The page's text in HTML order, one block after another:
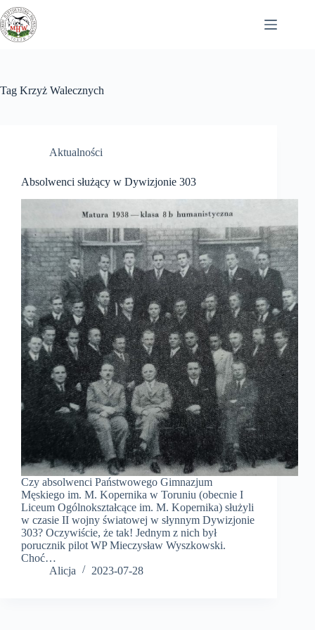
Przejdź
do
treści
Tag Krzyż Walecznych
Aktualności
Absolwenci służący w Dywizjonie 303
Czy absolwenci Państwowego Gimnazjum
Męskiego im. M. Kopernika w Toruniu (obecnie I
Liceum Ogólnokształcące im. M. Kopernika) służyli
w czasie II wojny światowej w słynnym Dywizjonie
303? Oczywiście, że tak! Jednym z nich był
porucznik pilot WP Mieczysław Wyszkowski.
Choć…
Alicja
2023-07-28